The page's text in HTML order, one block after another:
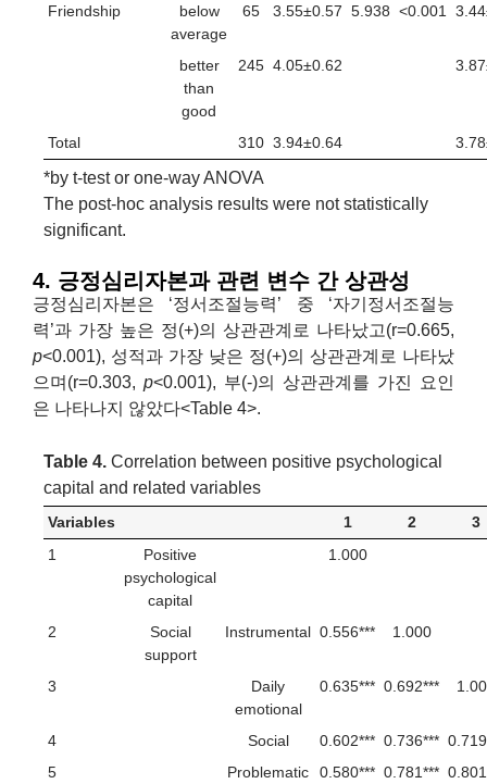
Friendship
below
average
65 3.55±0.57 5.938 <0.001
better
than
good
245 4.05±0.62
Total 310 3.94±0.64
*by t-test or one-way ANOVA
The post-hoc analysis results were not statistically
significant.
4. 긍정심리자본과 관련 변수 간 상관성
긍정심리자본은 ‘정서조절능력’ 중 ‘자기정서조절능
력’과 가장 높은 정(+)의 상관관계로 나타났고(r=0.665,
p<0.001), 성적과 가장 낮은 정(+)의 상관관계로 나타났
으며(r=0.303, p<0.001), 부(-)의 상관관계를 가진 요인
은 나타나지 않았다<Table 4>.
Table 4. Correlation between positive psychological
capital and related variables
Variables 1 2
3
1
Positive
psychological
capital
1.000
2
Social
support
Instrumental 0.556*** 1.000
3
Daily
emotional
0.635*** 0.692***
4 Social 0.602*** 0.736***
5
Problematic
0.580*** 0.781***